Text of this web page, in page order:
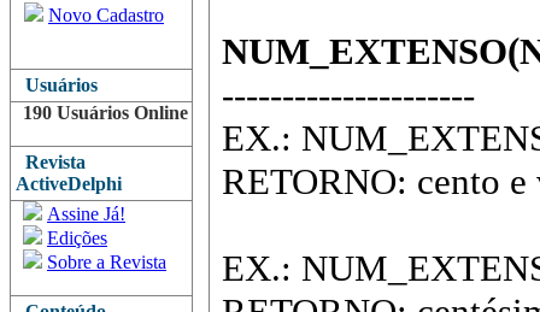
Novo Cadastro
Usuários
190 Usuários Online
Revista
ActiveDelphi
Assine Já!
Edições
Sobre a Revista
---------------------
EX.:
RETORNO: cento
EX.: